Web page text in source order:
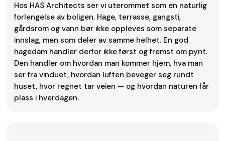
Hos HAS Architects ser vi uterommet som en naturlig
forlengelse av boligen. Hage, terrasse, gangsti,
gårdsrom og vann bør ikke oppleves som separate
innslag, men som deler av samme helhet. En god
hagedam handler derfor ikke først og fremst om pynt.
Den handler om hvordan man kommer hjem, hva man
ser fra vinduet, hvordan luften beveger seg rundt
huset, hvor regnet tar veien — og hvordan naturen får
plass i hverdagen.